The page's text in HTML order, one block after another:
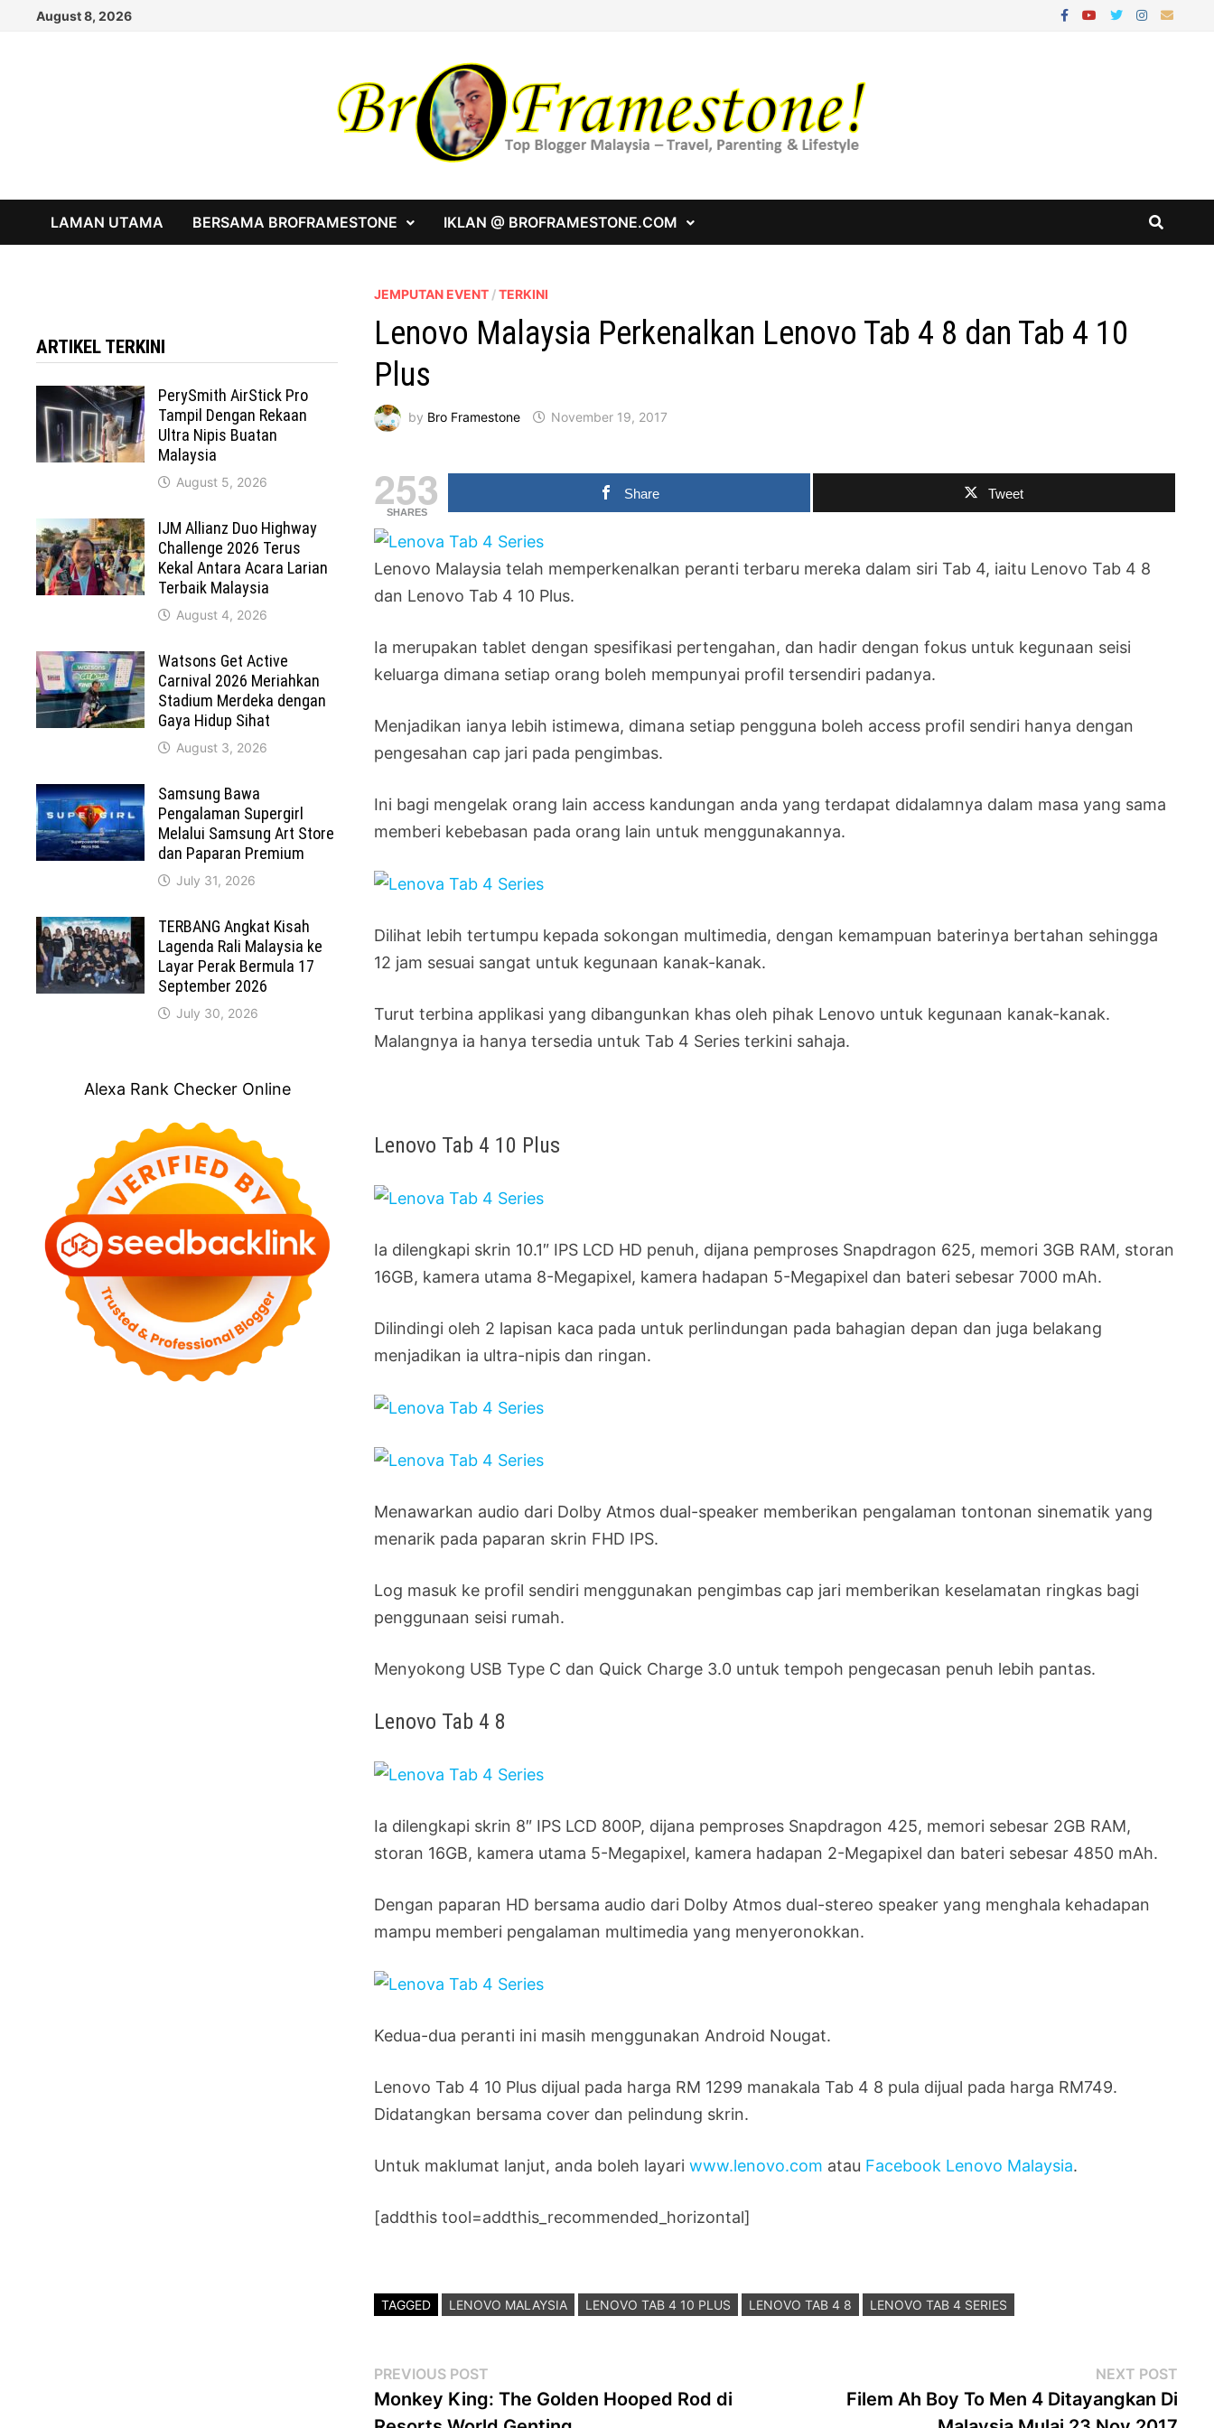
August 8, 2026
LAMAN UTAMA BERSAMA BROFRAMESTONE IKLAN @ BROFRAMESTONE.COM
JEMPUTAN EVENT /TERKINI
Lenovo Malaysia Perkenalkan Lenovo Tab 4 8 dan Tab 4 10
Plus
by Bro Framestone November 19, 2017
253
SHARES
Share Tweet
Lenovo Malaysia telah memperkenalkan peranti terbaru mereka dalam siri Tab 4, iaitu Lenovo Tab 4 8
dan Lenovo Tab 4 10 Plus.
Ia merupakan tablet dengan spesifikasi pertengahan, dan hadir dengan fokus untuk kegunaan seisi
keluarga dimana setiap orang boleh mempunyai profil tersendiri padanya.
Menjadikan ianya lebih istimewa, dimana setiap pengguna boleh access profil sendiri hanya dengan
pengesahan cap jari pada pengimbas.
Ini bagi mengelak orang lain access kandungan anda yang terdapat didalamnya dalam masa yang sama
memberi kebebasan pada orang lain untuk menggunakannya.
Dilihat lebih tertumpu kepada sokongan multimedia, dengan kemampuan baterinya bertahan sehingga
12 jam sesuai sangat untuk kegunaan kanak-kanak.
Turut terbina applikasi yang dibangunkan khas oleh pihak Lenovo untuk kegunaan kanak-kanak.
Malangnya ia hanya tersedia untuk Tab 4 Series terkini sahaja.
Lenovo Tab 4 10 Plus
Ia dilengkapi skrin 10.1″ IPS LCD HD penuh, dijana pemproses Snapdragon 625, memori 3GB RAM, storan
16GB, kamera utama 8-Megapixel, kamera hadapan 5-Megapixel dan bateri sebesar 7000 mAh.
Dilindingi oleh 2 lapisan kaca pada untuk perlindungan pada bahagian depan dan juga belakang
menjadikan ia ultra-nipis dan ringan.
Menawarkan audio dari Dolby Atmos dual-speaker memberikan pengalaman tontonan sinematik yang
menarik pada paparan skrin FHD IPS.
Log masuk ke profil sendiri menggunakan pengimbas cap jari memberikan keselamatan ringkas bagi
penggunaan seisi rumah.
Menyokong USB Type C dan Quick Charge 3.0 untuk tempoh pengecasan penuh lebih pantas.
Lenovo Tab 4 8
Ia dilengkapi skrin 8″ IPS LCD 800P, dijana pemproses Snapdragon 425, memori sebesar 2GB RAM,
storan 16GB, kamera utama 5-Megapixel, kamera hadapan 2-Megapixel dan bateri sebesar 4850 mAh.
Dengan paparan HD bersama audio dari Dolby Atmos dual-stereo speaker yang menghala kehadapan
mampu memberi pengalaman multimedia yang menyeronokkan.
Kedua-dua peranti ini masih menggunakan Android Nougat.
Lenovo Tab 4 10 Plus dijual pada harga RM 1299 manakala Tab 4 8 pula dijual pada harga RM749.
Didatangkan bersama cover dan pelindung skrin.
Untuk maklumat lanjut, anda boleh layariwww.lenovo.com atau Facebook Lenovo Malaysia.
[addthis tool=addthis_recommended_horizontal]
TAGGED LENOVO MALAYSIA LENOVO TAB 4 10 PLUS LENOVO TAB 4 8 LENOVO TAB 4 SERIES
Post
navigation
PREVIOUS POST
post:
Monkey King: The Golden Hooped Rod di
NEXT POSTNext
Filem Ah Boy To Men 4 Ditayangkan Di
ARTIKEL TERKINI
PerySmith AirStick Pro
Tampil Dengan Rekaan
Ultra Nipis Buatan
Malaysia
August 5, 2026
IJM Allianz Duo Highway
Challenge 2026 Terus
Kekal Antara Acara Larian
Terbaik Malaysia
August 4, 2026
Watsons Get Active
Carnival 2026 Meriahkan
Stadium Merdeka dengan
Gaya Hidup Sihat
August 3, 2026
Samsung Bawa
Pengalaman Supergirl
Melalui Samsung Art Store
dan Paparan Premium
July 31, 2026
TERBANG Angkat Kisah
Lagenda Rali Malaysia ke
Layar Perak Bermula 17
September 2026
July 30, 2026
Alexa Rank Checker Online